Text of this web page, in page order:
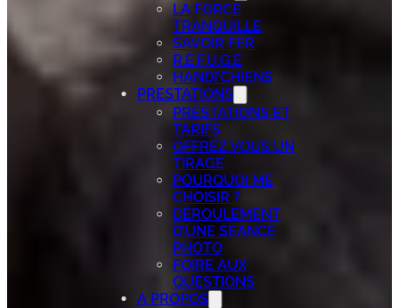
LA FORCE
TRANQUILLE
SAVOIR FER
R.E.F.U.G.E
HANDI’CHIENS
PRESTATIONS
PRESTATIONS ET
TARIFS
OFFREZ VOUS UN
TIRAGE
POURQUOI ME
CHOISIR ?
DÉROULEMENT
D’UNE SÉANCE
PHOTO
FOIRE AUX
QUESTIONS
A PROPOS